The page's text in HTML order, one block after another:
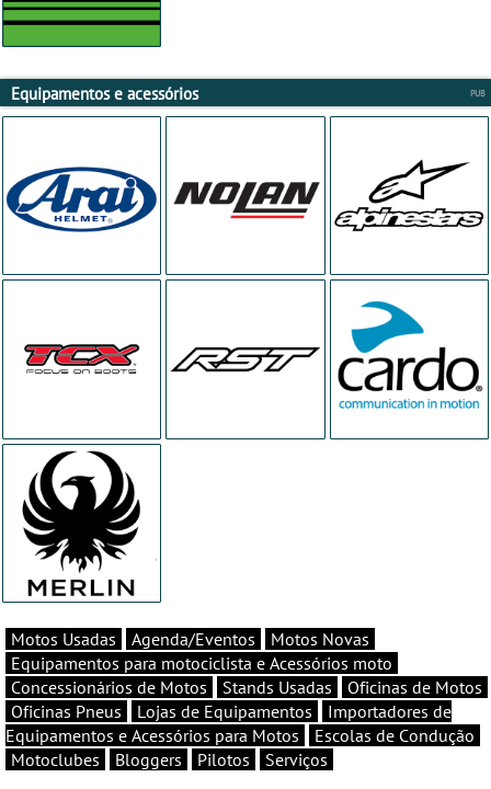
Equipamentos e acessórios
Motos Usadas Agenda/Eventos
Motos Novas
Equipamentos para motociclista e Acessórios moto
Concessionários de Motos
Stands Usadas
Oficinas de Motos
Oficinas Pneus
Lojas de Equipamentos
Importadores de
Equipamentos e Acessórios para Motos
Escolas de Condução
Motoclubes
Bloggers Pilotos Serviços